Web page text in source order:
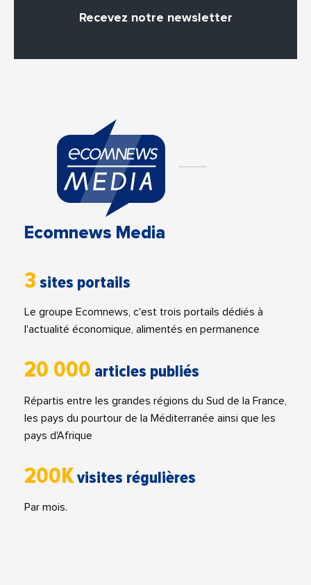
Recevez notre newsletter
Ecomnews Media
3 sites portails
Le groupe Ecomnews, c'est trois portails dédiés à
l'actualité économique, alimentés en permanence
20 000 articles publiés
Répartis entre les grandes régions du Sud de la France,
les pays du pourtour de la Méditerranée ainsi que les
pays d'Afrique
200Kvisites régulières
Par mois.